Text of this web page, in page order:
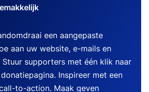
een aangepaste
aan uw website, e-mails en
Stuur supporters met één klik naar
Inspireer met een
to-action. Maak geven